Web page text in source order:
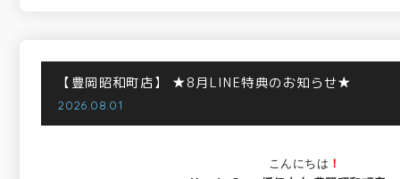
【豊岡昭和町店】 ★8月LINE特典のお知らせ★
2026.08.01
こんにちは ！